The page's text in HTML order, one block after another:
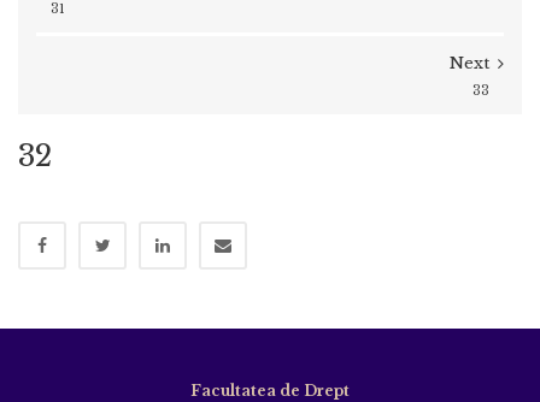
31
Next
33
32
Facultatea de Drept